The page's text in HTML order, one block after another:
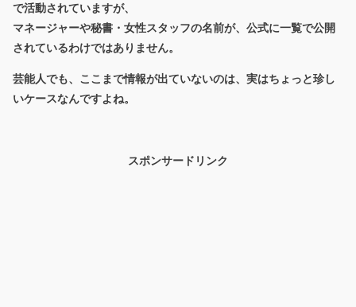
で活動されていますが、
マネージャーや秘書・女性スタッフの名前が、公式に一覧で公開
されているわけではありません。
芸能人でも、ここまで情報が出ていないのは、実はちょっと珍し
いケースなんですよね。
スポンサードリンク